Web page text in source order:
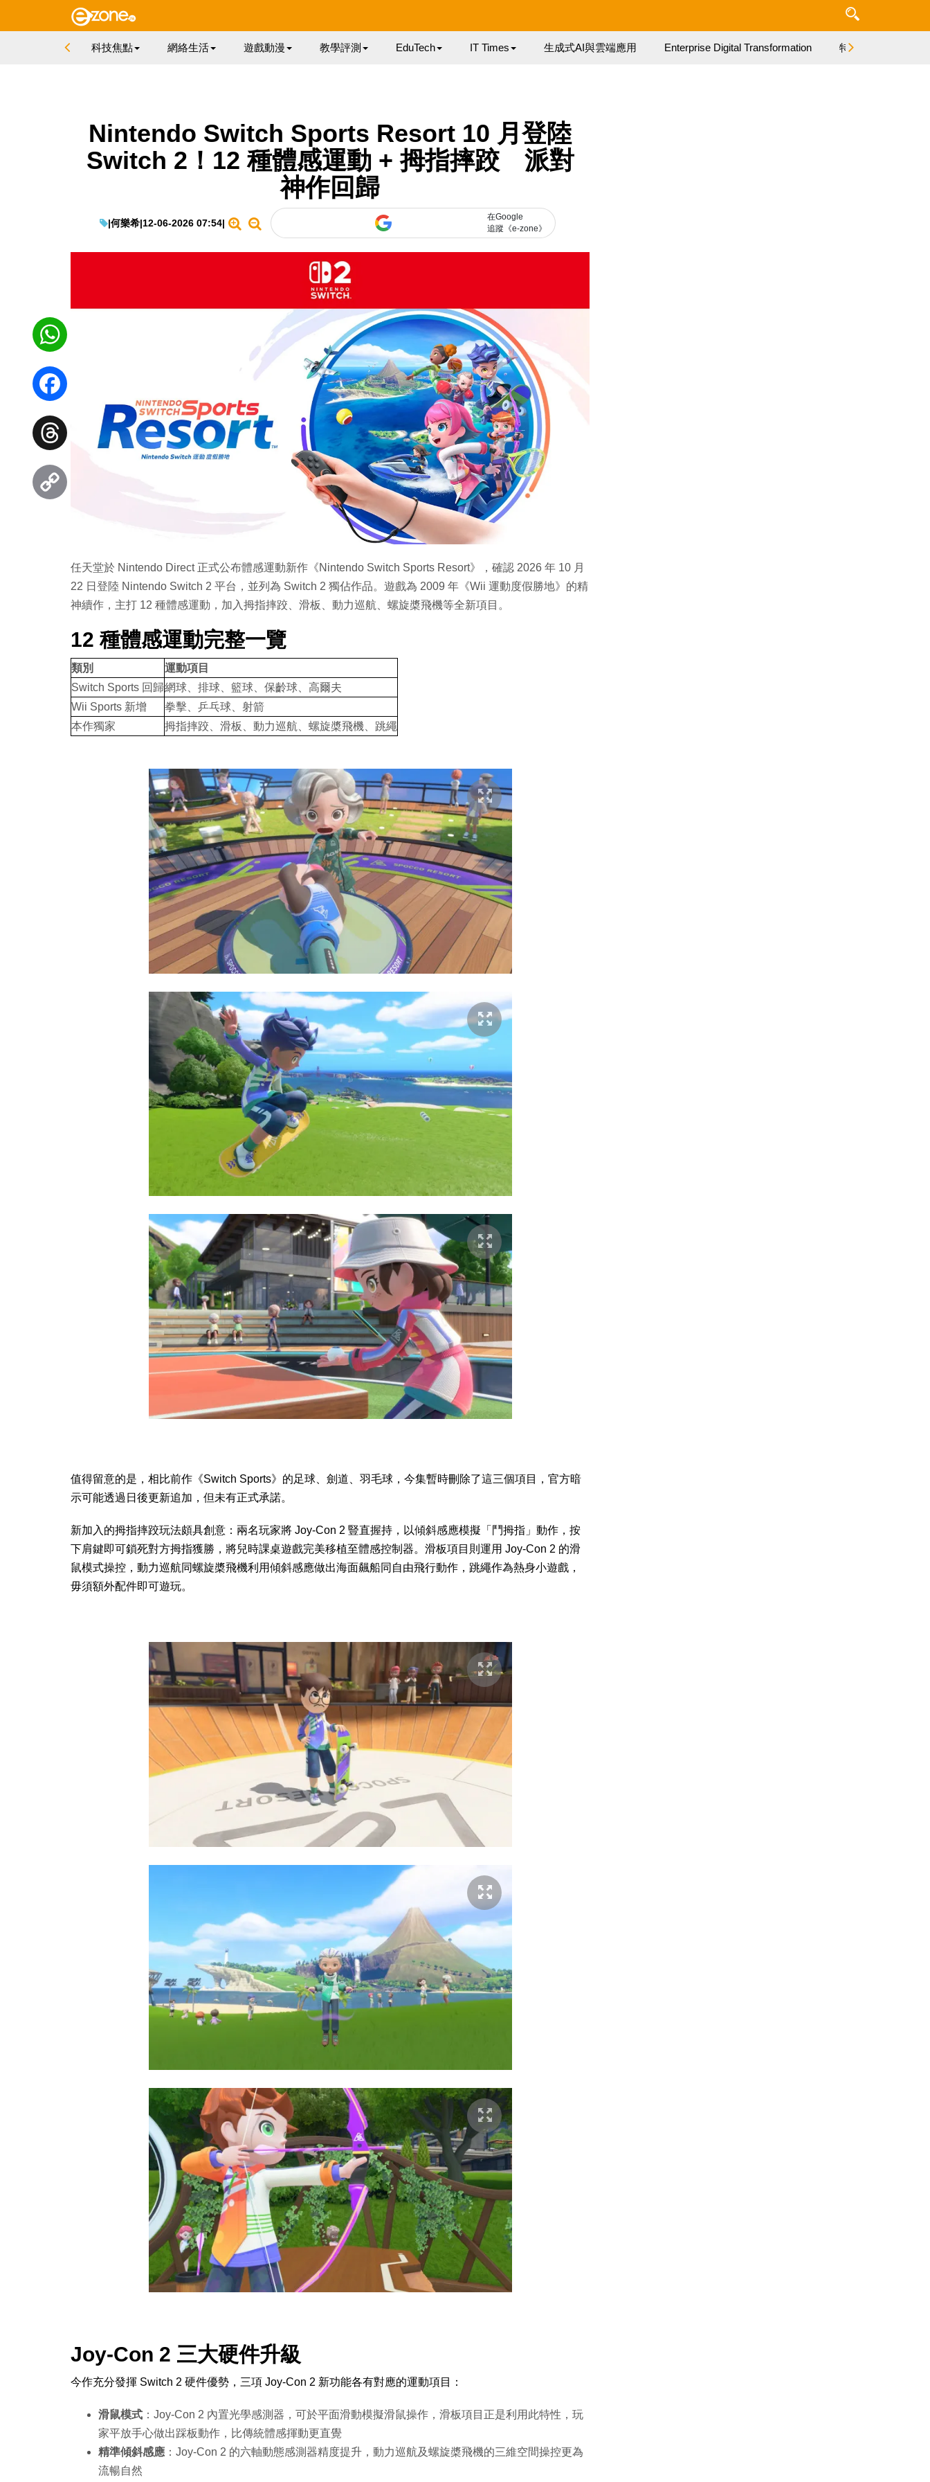
科技焦點 網絡生活 遊戲動漫 教學評測 EduTech IT Times 生成式AI與雲端應用 Enterprise Digital Transformation 特集
Nintendo Switch Sports Resort 10 月登陸
Switch 2！12 種體感運動 + 拇指摔跤 派對
神作回歸
|何樂希|12-06-2026 07:54|
在Google
追蹤《e-zone》
任天堂於 Nintendo Direct 正式公布體感運動新作《Nintendo Switch Sports Resort》，確認 2026 年 10 月
22 日登陸 Nintendo Switch 2 平台，並列為 Switch 2 獨佔作品。遊戲為 2009 年《Wii 運動度假勝地》的精
神續作，主打 12 種體感運動，加入拇指摔跤、滑板、動力巡航、螺旋槳飛機等全新項目。
12 種體感運動完整一覽
類別
運動項目
Switch Sports 回歸網球、排球、籃球、保齡球、高爾夫
Wii Sports 新增
拳擊、乒乓球、射箭
本作獨家
拇指摔跤、滑板、動力巡航、螺旋槳飛機、跳繩
值得留意的是，相比前作《Switch Sports》的足球、劍道、羽毛球，今集暫時刪除了這三個項目，官方暗
示可能透過日後更新追加，但未有正式承諾。
新加入的拇指摔跤玩法頗具創意：兩名玩家將 Joy-Con 2 豎直握持，以傾斜感應模擬「鬥拇指」動作，按
下肩鍵即可鎖死對方拇指獲勝，將兒時課桌遊戲完美移植至體感控制器。滑板項目則運用 Joy-Con 2 的滑
鼠模式操控，動力巡航同螺旋槳飛機利用傾斜感應做出海面飆船同自由飛行動作，跳繩作為熱身小遊戲，
毋須額外配件即可遊玩。
Joy-Con 2 三大硬件升級
今作充分發揮 Switch 2 硬件優勢，三項 Joy-Con 2 新功能各有對應的運動項目：
滑鼠模式 ：Joy-Con 2 內置光學感測器，可於平面滑動模擬滑鼠操作，滑板項目正是利用此特性，玩
家平放手心做出踩板動作，比傳統體感揮動更直覺
精準傾斜感應 ：Joy-Con 2 的六軸動態感測器精度提升，動力巡航及螺旋槳飛機的三維空間操控更為
流暢自然
WhatsApp
Facebook
Threads